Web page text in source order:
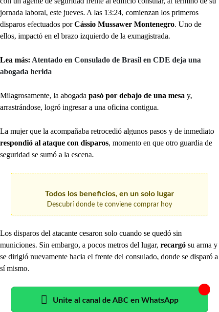
jornada laboral, este jueves. A las 13:24, comienzan los primeros
disparos efectuados porCássio Mussawer Montenegro. Uno de
ellos, impactó en el brazo izquierdo de la exmagistrada.
Lea más: Atentado en Consulado de Brasil en CDE deja una
abogada herida
Milagrosamente, la abogada pasó por debajo de una mesa y,
arrastrándose, logró ingresar a una oficina contigua.
La mujer que la acompañaba retrocedió algunos pasos y de inmediato
respondió al ataque con disparos, momento en que otro guardia de
seguridad se sumó a la escena.
Todos los beneficios, en un solo lugar
Descubrí donde te conviene comprar hoy
Los disparos del atacante cesaron solo cuando se quedó sin
municiones. Sin embargo, a pocos metros del lugar, recargó su arma y
se dirigió nuevamente hacia el frente del consulado, donde se disparó a
sí mismo.
Unite al canal de ABC en WhatsApp